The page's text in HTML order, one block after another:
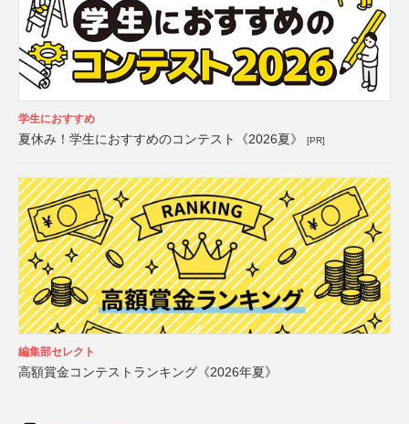
学生におすすめ
夏休み！学生におすすめのコンテスト《2026夏》 [PR]
編集部セレクト
高額賞金コンテストランキング《2026年夏》